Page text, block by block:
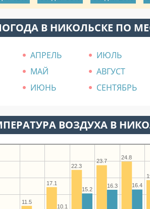
В НИКОЛЬСКЕ ПО
АПРЕЛЬ
ИЮЛЬ
МАЙ
АВГУСТ
ИЮНЬ СЕНТЯБРЬ
ВОЗДУХА В
24.8
23.7
22.3
17.1
11.5
16.4
16.3
15.2
10.1